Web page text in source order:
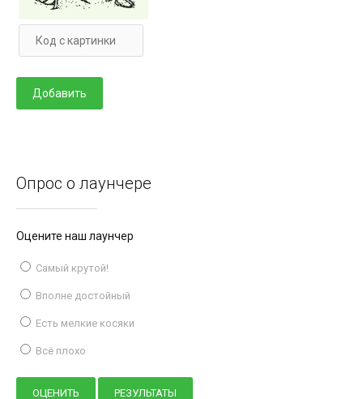
Опрос о лаунчере
Оцените наш лаунчер
Самый крутой!
Вполне достойный
Есть мелкие косяки
Всё плохо